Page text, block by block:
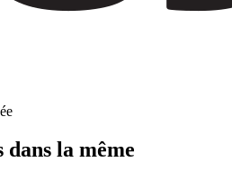
la même